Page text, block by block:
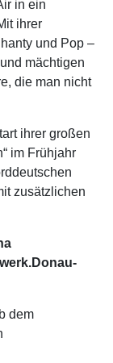
in ein
ihrer
und Pop –
mächtigen
die man nicht
ihrer großen
im Frühjahr
zusätzlichen
dem